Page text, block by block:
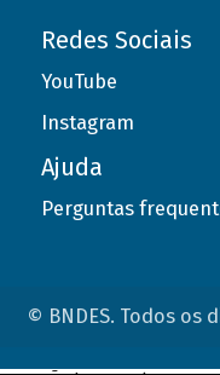
Redes Sociais
YouTube
Instagram
Ajuda
Perguntas
© BNDES. Todos os